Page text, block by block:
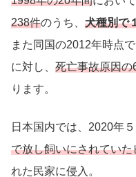
238件のうち、 犬種別で
また同国の2012年時点で
に対し、 死亡事故原因の
ります。
日本国内では、2020年
で放し飼いにされていた
れた民家に侵入。